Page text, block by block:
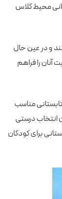
محیط کلاس
و در عین حال
آنان را فراهم
مناسب
انتخاب درستی
برای کودکان